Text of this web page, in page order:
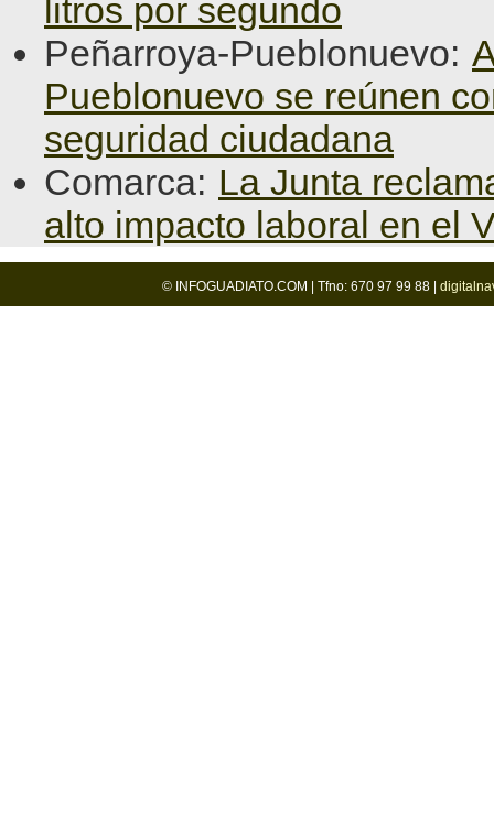
litros por segundo
Peñarroya-Pueblonuevo:
Pueblonuevo se reúnen
seguridad ciudadana
Comarca: La Junta
alto impacto laboral en el
© INFOGUADIATO.COM | Tfno: 670 97 99 88 |